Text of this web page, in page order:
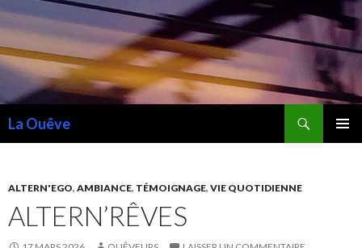
La Ouêve
ALTERN'EGO, AMBIANCE, TÉMOIGNAGE, VIE QUOTIDIENNE
ALTERN’RÊVES